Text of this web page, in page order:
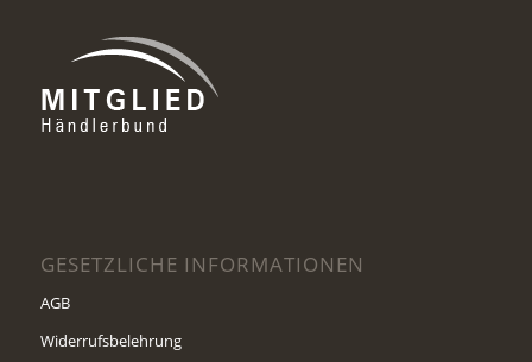
GESETZLICHE INFORMATIONEN
AGB
Widerrufsbelehrung